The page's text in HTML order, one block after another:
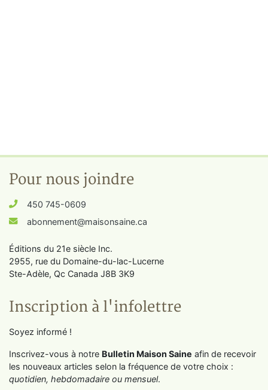
Pour nous joindre
450 745-0609
abonnement@maisonsaine.ca
Éditions du 21e siècle Inc.
2955, rue du Domaine-du-lac-Lucerne
Ste-Adèle, Qc Canada J8B 3K9
Inscription à l'infolettre
Soyez informé !
Inscrivez-vous à notre Bulletin Maison Saine afin de recevoir
les nouveaux articles selon la fréquence de votre choix :
quotidien, hebdomadaire ou mensuel.